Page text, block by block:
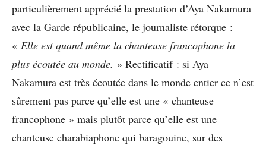
particulièrement apprécié la prestation d’Aya Nakamura
avec la Garde républicaine, le journaliste rétorque :
« Elle est quand même la chanteuse francophone la
plus écoutée au monde. » Rectificatif : si Aya
Nakamura est très écoutée dans le monde entier ce n’est
sûrement pas parce qu’elle est une « chanteuse
francophone » mais plutôt parce qu’elle est une
chanteuse charabiaphone qui baragouine, sur des